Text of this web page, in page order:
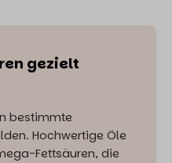
gezielt
bestimmte
Hochwertige Öle
Fettsäuren, die